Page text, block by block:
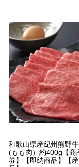
和歌山県産紀州熊野
(もも肉）約400g【商
券】【即納商品】【